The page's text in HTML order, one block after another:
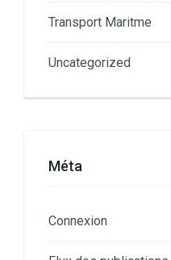
Transport Maritme
Uncategorized
Méta
Connexion